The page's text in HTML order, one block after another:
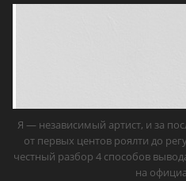
Я — независимый артист, и за
от первых центов роялти до
честный разбор 4 способов
на